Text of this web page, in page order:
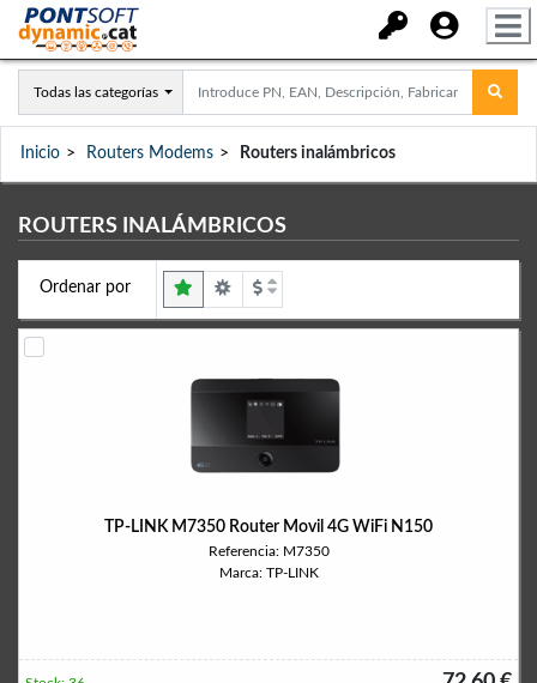
Todas las categorías
Inicio Routers Modems Routers inalámbricos
ROUTERS INALÁMBRICOS
Ordenar por
TP-LINK M7350 Router Movil 4G WiFi N150
Referencia: M7350
Marca: TP-LINK